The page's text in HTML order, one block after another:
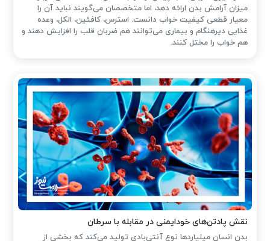
میزان آرامش بدن ارائه دهد، اما متخصصان می‌گویند نباید آن را
معیار قطعی کیفیت خواب دانست. استرس، کافئین، الکل، وعده
غذایی دیرهنگام و بیماری می‌توانند هم ضربان قلب را افزایش دهند و
هم خواب را مختل کنند.
نقش پادتن‌های خودایمنی در مقابله با سرطان
بدن انسان میلیاردها نوع آنتی‌بادی تولید می‌کند که بخشی از